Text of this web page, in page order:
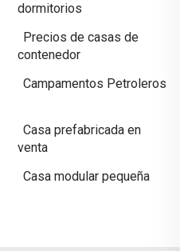
dormitorios
Precios de casas de
contenedor
Campamentos Petroleros
Casa prefabricada en
venta
Casa modular pequeña